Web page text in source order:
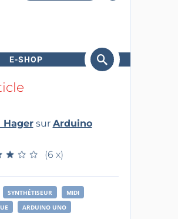
E-SHOP
Hagersur Arduino
★ ★ ★
★ ★ ★ (6 x)
SYNTHÉTISEUR
MIDI
ARDUINO UNO